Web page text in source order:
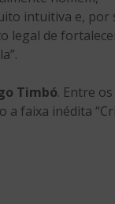
intuitiva e, por
legal de
Timbó. Entre
a faixa inédita